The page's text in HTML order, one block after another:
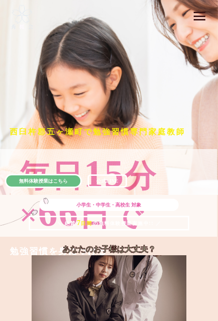
西臼杵郡五ヶ瀬町で勉強習慣専門家庭教師
毎日15分
×66日で
勉強習慣を身につける
小学生・中学生・高校生 対象
＼ 絶賛 7 日間の無料体験授業実施中!! ／
無料体験授業はこちら 公式LINE
あなたのお子様は大丈夫？